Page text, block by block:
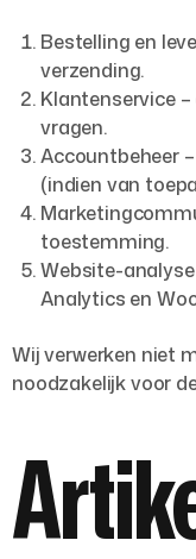
Bestelling en
verzending.
Klantenservice–
vragen.
Accountbeheer–
(indien van
toestemming.
Website-analyse
Analytics en
Wij verwerken niet
noodzakelijk voor